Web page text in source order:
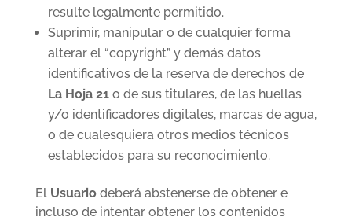
resulte legalmente permitido.
Suprimir, manipular o de cualquier forma
alterar el “copyright” y demás datos
identificativos de la reserva de derechos de
La Hoja 21o de sus titulares, de las huellas
y/o identificadores digitales, marcas de agua,
o de cualesquiera otros medios técnicos
establecidos para su reconocimiento.
El Usuariodeberá abstenerse de obtener e
incluso de intentar obtener los contenidos